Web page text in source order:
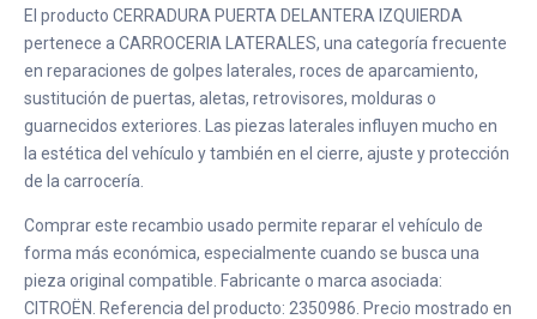
El producto CERRADURA PUERTA DELANTERA IZQUIERDA
pertenece a CARROCERIA LATERALES, una categoría frecuente
en reparaciones de golpes laterales, roces de aparcamiento,
sustitución de puertas, aletas, retrovisores, molduras o
guarnecidos exteriores. Las piezas laterales influyen mucho en
la estética del vehículo y también en el cierre, ajuste y protección
de la carrocería.
Comprar este recambio usado permite reparar el vehículo de
forma más económica, especialmente cuando se busca una
pieza original compatible. Fabricante o marca asociada:
CITROËN. Referencia del producto: 2350986. Precio mostrado en